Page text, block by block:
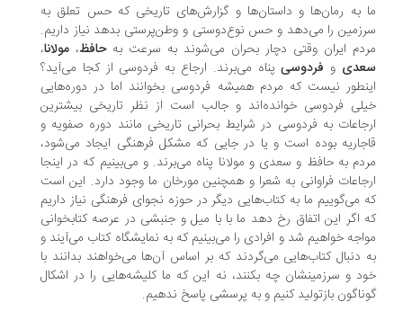
به رمان‌ها و داستان‌ها و گزارش‌های تاریخی که حس تعلق به
را می‌دهد و حس نوع‌دوستی و وطن‌پرستی بدهد نیاز داریم.
ایران وقتی دچار بحران می‌شوند به سرعت بهحافظ،مولانا،
وفردوسیپناه می‌برند. ارجاع به فردوسی از کجا می‌آید؟
نیست که مردم همیشه فردوسی بخوانند اما در دوره‌هایی
فردوسی خوانده‌اند و جالب است از نظر تاریخی بیشترین
به فردوسی در شرایط بحرانی تاریخی مانند دوره صفویه و
بوده است و یا در جایی که مشکل فرهنگی ایجاد می‌شود،
به حافظ و سعدی و مولانا پناه می‌برند. و می‌بینیم که در اینجا
فراوانی به شعرا و همچنین مورخان ما وجود دارد. این است
می‌گوییم ما به کتاب‌هایی دیگر در حوزه نجوای فرهنگی نیاز داریم
اگر این اتفاق رخ دهد ما با با میل و جنبشی در عرصه کتابخوانی
خواهیم شد و افرادی را می‌بینیم که به نمایشگاه کتاب می‌آیند و
دنبال کتاب‌هایی می‌گردند که بر اساس آن‌ها می‌خواهند بدانند با
و سرزمینشان چه بکنند، نه این که ما کلیشه‌هایی را در اشکال
بازتولید کنیم و به پرسشی پاسخ ندهیم.